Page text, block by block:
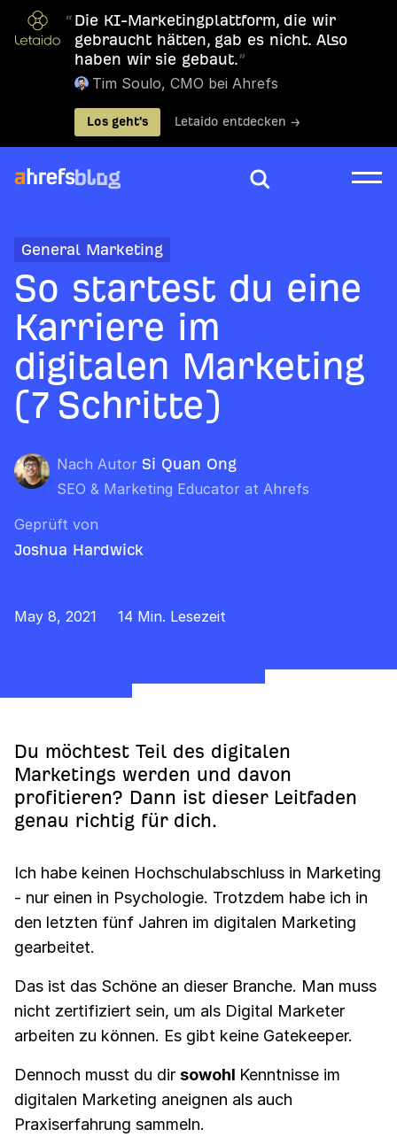
“ Die KI-Marketingplattform, die wir
gebraucht hätten, gab es nicht. Also
haben wir sie gebaut.”
Tim Soulo, CMO bei Ahrefs
Los geht's Letaido entdecken →
General Marketing
So startest du eine
Karriere im
digitalen Marketing
(7 Schritte)
Nach Autor Si Quan Ong
SEO & Marketing Educator at Ahrefs
Geprüft von
Joshua Hardwick
May 8, 2021 14 Min. Lesezeit
Du möchtest Teil des digitalen
Marketings werden und davon
profitieren? Dann ist dieser Leitfaden
genau richtig für dich.
Ich habe keinen Hochschulabschluss in Marketing
- nur einen in Psychologie. Trotzdem habe ich in
den letzten fünf Jahren im digitalen Marketing
gearbeitet.
Das ist das Schöne an dieser Branche. Man muss
nicht zertifiziert sein, um als Digital Marketer
arbeiten zu können. Es gibt keine Gatekeeper.
Dennoch musst du dir sowohl Kenntnisse im
digitalen Marketing aneignen als auch
Praxiserfahrung sammeln.